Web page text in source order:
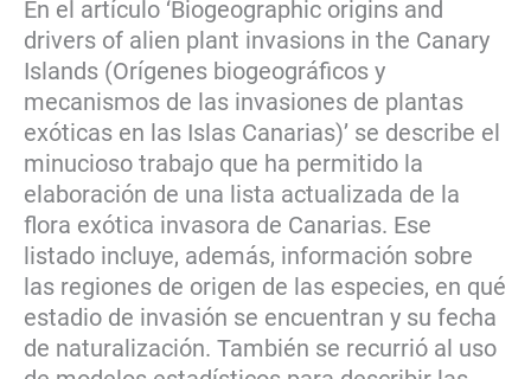
En el artículo ‘Biogeographic origins and
drivers of alien plant invasions in the Canary
Islands (Orígenes biogeográficos y
mecanismos de las invasiones de plantas
exóticas en las Islas Canarias)’ se describe el
minucioso trabajo que ha permitido la
elaboración de una lista actualizada de la
flora exótica invasora de Canarias. Ese
listado incluye, además, información sobre
las regiones de origen de las especies, en qué
estadio de invasión se encuentran y su fecha
de naturalización. También se recurrió al uso